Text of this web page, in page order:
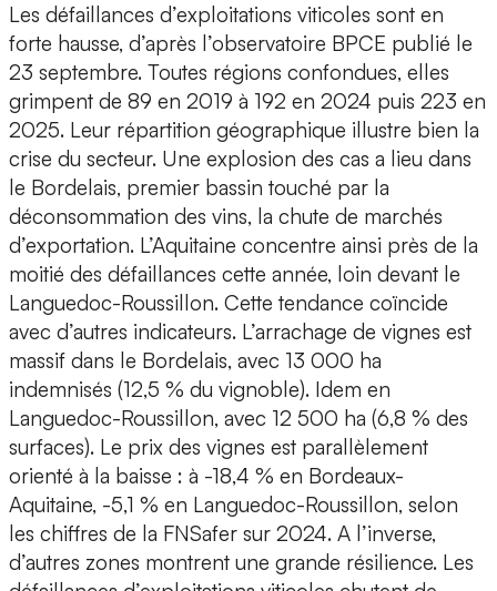
Les défaillances d’exploitations viticoles sont en
forte hausse, d’après l’observatoire BPCE publié le
23 septembre. Toutes régions confondues, elles
grimpent de 89 en 2019 à 192 en 2024 puis 223 en
2025. Leur répartition géographique illustre bien la
crise du secteur. Une explosion des cas a lieu dans
le Bordelais, premier bassin touché par la
déconsommation des vins, la chute de marchés
d’exportation. L’Aquitaine concentre ainsi près de la
moitié des défaillances cette année, loin devant le
Languedoc-Roussillon. Cette tendance coïncide
avec d’autres indicateurs. L’arrachage de vignes est
massif dans le Bordelais, avec 13 000 ha
indemnisés (12,5 % du vignoble). Idem en
Languedoc-Roussillon, avec 12 500 ha (6,8 % des
surfaces). Le prix des vignes est parallèlement
orienté à la baisse : à -18,4 % en Bordeaux-
Aquitaine, -5,1 % en Languedoc-Roussillon, selon
les chiffres de la FNSafer sur 2024. A l’inverse,
d’autres zones montrent une grande résilience. Les